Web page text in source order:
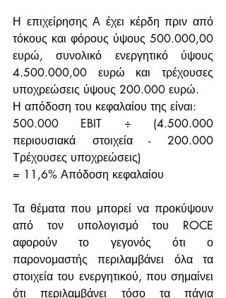
Η επιχείρησης Α έχει κέρδη πριν από
τόκους και φόρους ύψους 500.000,00
ευρώ, συνολικό ενεργητικό ύψους
4.500.000,00 ευρώ και τρέχουσες
υποχρεώσεις ύψους 200.000 ευρώ.
Η απόδοση του κεφαλαίου της είναι:
500.000 EBIT ÷ (4.500.000
περιουσιακά στοιχεία - 200.000
Τρέχουσες υποχρεώσεις)
= 11,6% Απόδοση κεφαλαίου
Τα θέματα που μπορεί να προκύψουν
από τον υπολογισμό του ROCE
αφορούν το γεγονός ότι ο
παρονομαστής περιλαμβάνει όλα τα
στοιχεία του ενεργητικού, που σημαίνει
ότι περιλαμβάνει τόσο τα πάγια